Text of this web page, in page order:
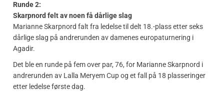
Runde 2:
Skarpnord felt av noen få dårlige slag
Marianne Skarpnord falt fra ledelse til delt 18.-plass etter seks
dårlige slag på andrerunden av damenes europaturnering i
Agadir.
Det ble en runde på fem over par, 76, for Marianne Skarpnord i
andrerunden av Lalla Meryem Cup og et fall på 18 plasseringer
etter ledelse første dag.